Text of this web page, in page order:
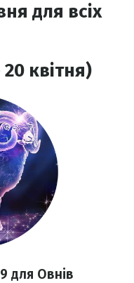
для всіх
квітня)
для Овнів